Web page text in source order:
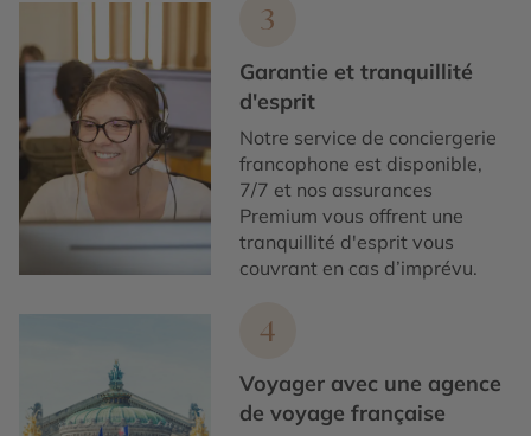
3
Garantie et tranquillité
d'esprit
Notre service de conciergerie
francophone est disponible,
7/7 et nos assurances
Premium vous offrent une
tranquillité d'esprit vous
couvrant en cas d’imprévu.
4
Voyager avec une agence
de voyage française